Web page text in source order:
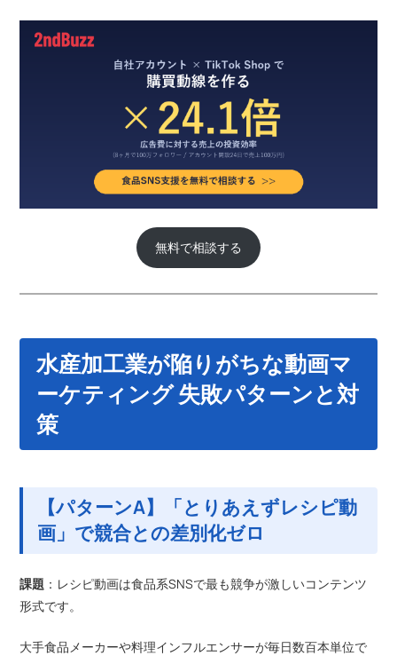
無料で相談する
水産加工業が陥りがちな動画マ
ーケティング 失敗パターンと対
策
【パターンA】「とりあえずレシピ動
画」で競合との差別化ゼロ
課題 ：レシピ動画は食品系SNSで最も競争が激しいコンテンツ
形式です。
大手食品メーカーや料理インフルエンサーが毎日数百本単位で